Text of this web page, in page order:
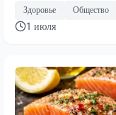
Здоровье Общество
1 июля